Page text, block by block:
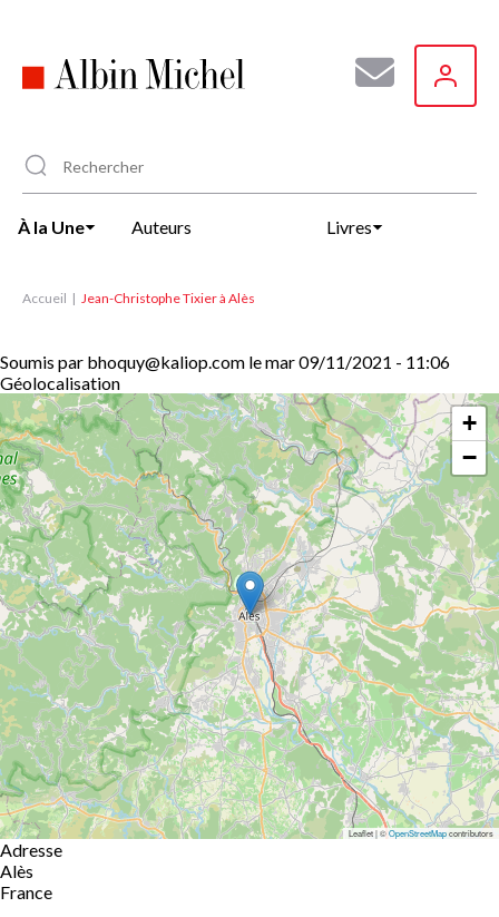
principal
À la Une Auteurs Livres
Accueil Jean-Christophe Tixier à Alès
Soumis par bhoquy@kaliop.com lemar 09/11/2021 - 11:06
Géolocalisation
+
−
Leaflet | ©OpenStreetMapcontributors
Adresse
Alès
France